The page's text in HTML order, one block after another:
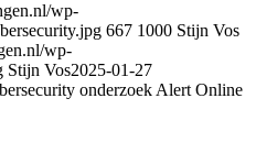
wp-
667 1000 Stijn Vos
wp-
Stijn Vos2025-01-27
onderzoek Alert Online